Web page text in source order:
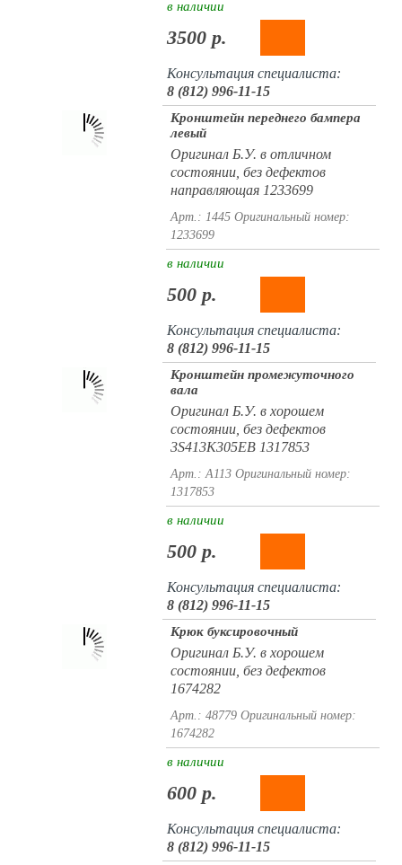
в наличии
3500 р.
Консультация специалиста:
8 (812) 996-11-15
Кронштейн переднего бампера
левый
Оригинал Б.У. в отличном
состоянии, без дефектов
направляющая 1233699
Арт.: 1445 Оригинальный номер:
1233699
в наличии
500 р.
Консультация специалиста:
8 (812) 996-11-15
Кронштейн промежуточного
вала
Оригинал Б.У. в хорошем
состоянии, без дефектов
3S413K305EB 1317853
Арт.: A113 Оригинальный номер:
1317853
в наличии
500 р.
Консультация специалиста:
8 (812) 996-11-15
Крюк буксировочный
Оригинал Б.У. в хорошем
состоянии, без дефектов
1674282
Арт.: 48779 Оригинальный номер:
1674282
в наличии
600 р.
Консультация специалиста:
8 (812) 996-11-15